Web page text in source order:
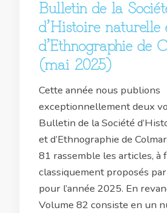
Bulletin de la
d’Histoire naturelle
d’Ethnographie de
(mai 2025)
Cette année nous publions
exceptionnellement deux
Bulletin de la Société
et d’Ethnographie de
81 rassemble les articles, à
classiquement proposés
pour l’année 2025. En
Volume 82 consiste en un